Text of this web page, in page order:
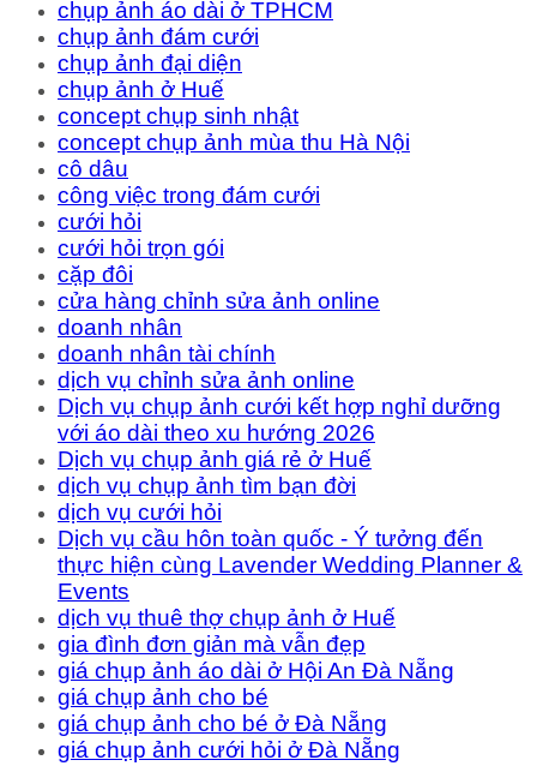
chụp ảnh áo dài ở TPHCM
chụp ảnh đám cưới
chụp ảnh đại diện
chụp ảnh ở Huế
concept chụp sinh nhật
concept chụp ảnh mùa thu Hà Nội
cô dâu
công việc trong đám cưới
cưới hỏi
cưới hỏi trọn gói
cặp đôi
cửa hàng chỉnh sửa ảnh online
doanh nhân
doanh nhân tài chính
dịch vụ chỉnh sửa ảnh online
Dịch vụ chụp ảnh cưới kết hợp nghỉ dưỡng
với áo dài theo xu hướng 2026
Dịch vụ chụp ảnh giá rẻ ở Huế
dịch vụ chụp ảnh tìm bạn đời
dịch vụ cưới hỏi
Dịch vụ cầu hôn toàn quốc - Ý tưởng đến
thực hiện cùng Lavender Wedding Planner &
Events
dịch vụ thuê thợ chụp ảnh ở Huế
gia đình đơn giản mà vẫn đẹp
giá chụp ảnh áo dài ở Hội An Đà Nẵng
giá chụp ảnh cho bé
giá chụp ảnh cho bé ở Đà Nẵng
giá chụp ảnh cưới hỏi ở Đà Nẵng